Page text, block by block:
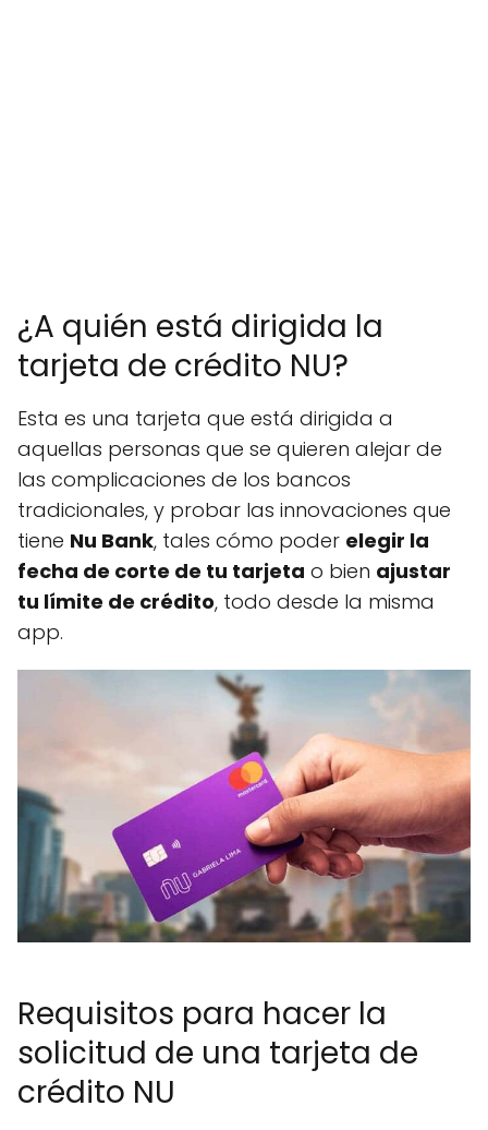
¿A quién está dirigida la
tarjeta de crédito NU?
Esta es una tarjeta que está dirigida a
aquellas personas que se quieren alejar de
las complicaciones de los bancos
tradicionales, y probar las innovaciones que
tiene Nu Bank, tales cómo poder elegir la
fecha de corte de tu tarjeta o bien ajustar
tu límite de crédito, todo desde la misma
app.
Requisitos para hacer la
solicitud de una tarjeta de
crédito NU